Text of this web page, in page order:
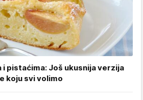
i pistaćima: Još ukusnija verzija
koju svi volimo